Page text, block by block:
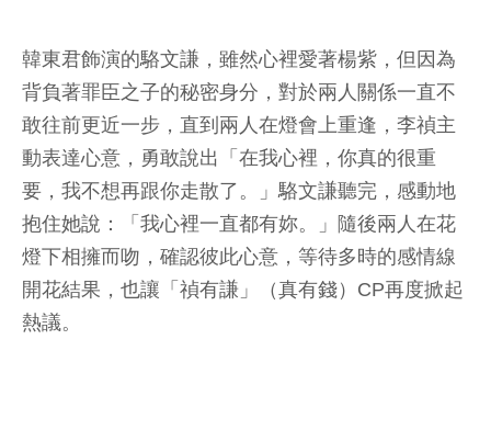
韓東君飾演的駱文謙，雖然心裡愛著楊紫，但因為
背負著罪臣之子的秘密身分，對於兩人關係一直不
敢往前更近一步，直到兩人在燈會上重逢，李禎主
動表達心意，勇敢說出「在我心裡，你真的很重
要，我不想再跟你走散了。」駱文謙聽完，感動地
抱住她說：「我心裡一直都有妳。」隨後兩人在花
燈下相擁而吻，確認彼此心意，等待多時的感情線
開花結果，也讓「禎有謙」（真有錢）CP再度掀起
熱議。